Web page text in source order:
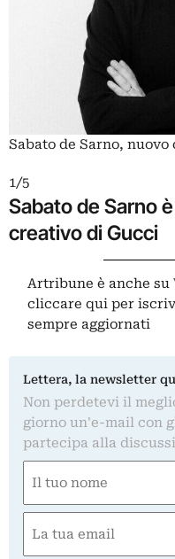
Sabato de Sarno,
1 / 5
Sabato de Sarno
creativo di Gucci
Artribune è anche su
cliccare qui per
sempre aggiornati
Lettera, la newsletter
Non perdetevi il
giorno un'e-mail con
partecipa alla
(Obbligatorio)
Nome
(Obbligatorio)